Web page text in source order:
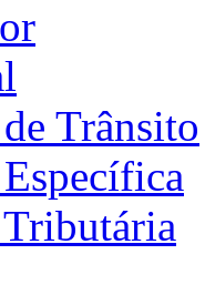
Trânsito